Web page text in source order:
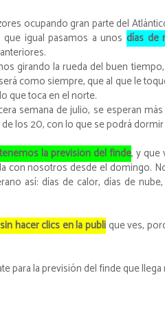
ocupando gran parte del
igual pasamos a unos días de
girando la rueda del buen
como siempre, que al que le
que toca en el norte.
semana de julio, se esperan
los 20, con lo que se podrá
la previsión del finde, y que
con nosotros desde el domingo.
así: días de calor, días de
hacer clics en la publi que ves,
para la previsión del finde que llega